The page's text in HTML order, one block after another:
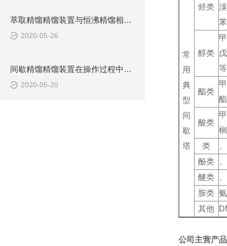
萃取精馏精馏装置与恒沸精馏相比具有什么优势？
2020-05-26
间歇精馏精馏装置在操作过程中具有如下特点
2020-05-20
常
用
典
型
间
歇
塔
烃类
醇类
等
酯类
酸类
类
酚类
醚类
胺类
其他
公司主营产